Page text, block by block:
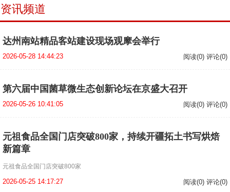
资讯频道
达州南站精品客站建设现场观摩会举行
2026-05-28 14:44:23 阅读(0) 评论(0)
第六届中国菌草微生态创新论坛在京盛大召开
2026-05-26 10:41:05 阅读(0) 评论(0)
元祖食品全国门店突破800家，持续开疆拓土书写烘焙
新篇章
元祖食品全国门店突破800家
2026-05-25 14:17:27 阅读(0) 评论(0)